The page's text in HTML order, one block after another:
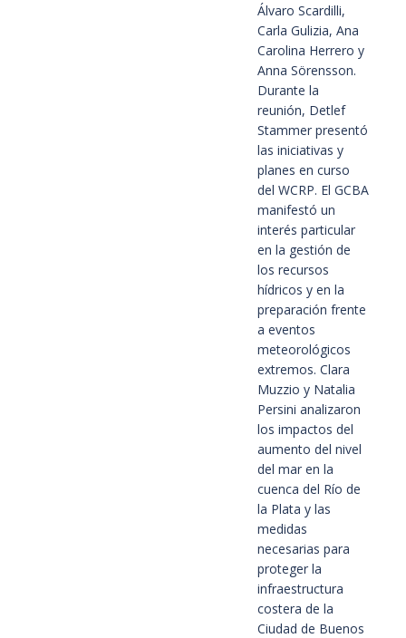
Álvaro Scardilli,
Carla Gulizia, Ana
Carolina Herrero y
Anna Sörensson.
Durante la
reunión, Detlef
Stammer presentó
las iniciativas y
planes en curso
del WCRP. El GCBA
manifestó un
interés particular
en la gestión de
los recursos
hídricos y en la
preparación frente
a eventos
meteorológicos
extremos. Clara
Muzzio y Natalia
Persini analizaron
los impactos del
aumento del nivel
del mar en la
cuenca del Río de
la Plata y las
medidas
necesarias para
proteger la
infraestructura
costera de la
Ciudad de Buenos